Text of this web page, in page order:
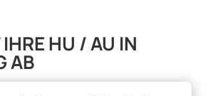
HU / AU IN
AB